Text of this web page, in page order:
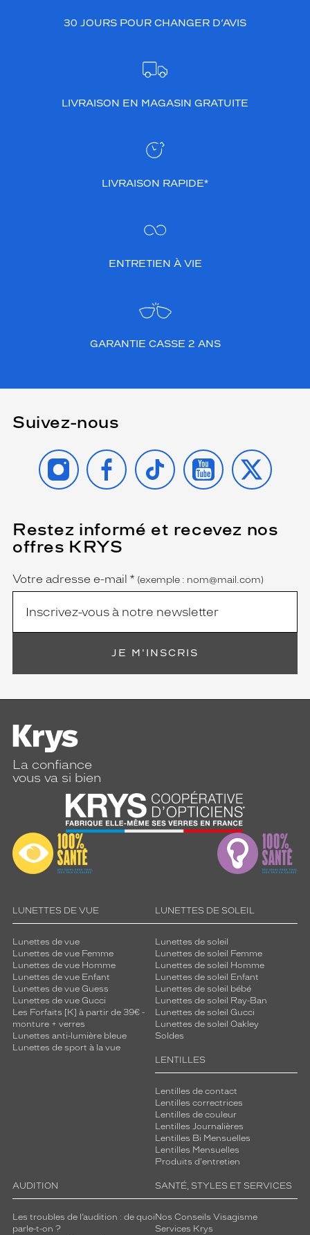
30 JOURS POUR CHANGER D’AVIS
LIVRAISON EN MAGASIN GRATUITE
LIVRAISON RAPIDE*
ENTRETIEN À VIE
GARANTIE CASSE 2 ANS
Suivez-nous
INSTAGRAMFACEBOOK
TIKTOK YOUTUBE
X
Restez informé et recevez nos
offres KRYS
Name
Votre adresse e-mail *
(Ce
champ
est
(exemple : nom@mail.com)
JE M'INSCRIS
La confiance
vous va si bien
LUNETTES DE VUE
Lunettes de vue
Lunettes de vue Femme
Lunettes de vue Homme
Lunettes de vue Enfant
Lunettes de vue Guess
Lunettes de vue Gucci
Les Forfaits [K] à partir de 39€ -
monture + verres
Lunettes anti-lumière bleue
Lunettes de sport à la vue
LUNETTES DE SOLEIL
Lunettes de soleil
Lunettes de soleil Femme
Lunettes de soleil Homme
Lunettes de soleil Enfant
Lunettes de soleil bébé
Lunettes de soleil Ray-Ban
Lunettes de soleil Gucci
Lunettes de soleil Oakley
Soldes
LENTILLES
Lentilles de contact
Lentilles correctrices
Lentilles de couleur
Lentilles Journalières
Lentilles Bi Mensuelles
Lentilles Mensuelles
Produits d'entretien
AUDITION
Les troubles de l’audition : de quoi
parle-t-on ?
SANTÉ, STYLES ET SERVICES
Nos Conseils Visagisme
Services Krys